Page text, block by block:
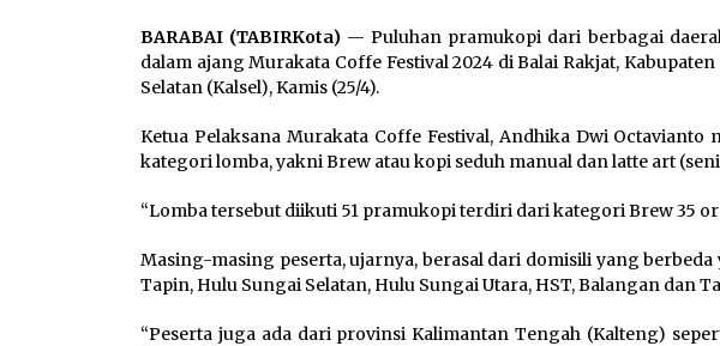
BARABAI (TABIRKota) — Puluhan pramukopi dari berbagai
dalam ajang Murakata Coffe Festival 2024 di Balai Rakjat,
Selatan (Kalsel), Kamis (25/4).
Ketua Pelaksana Murakata Coffe Festival, Andhika Dwi
kategori lomba, yakni Brew atau kopi seduh manual dan latte art
“Lomba tersebut diikuti 51 pramukopi terdiri dari kategori Brew 35
Masing-masing peserta, ujarnya, berasal dari domisili yang
Tapin, Hulu Sungai Selatan, Hulu Sungai Utara, HST, Balangan dan
“Peserta juga ada dari provinsi Kalimantan Tengah (Kalteng)